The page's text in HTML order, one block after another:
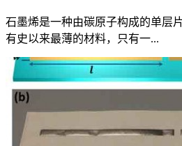
石墨烯是一种由碳原子构成的单层
有史以来最薄的材料，只有一...